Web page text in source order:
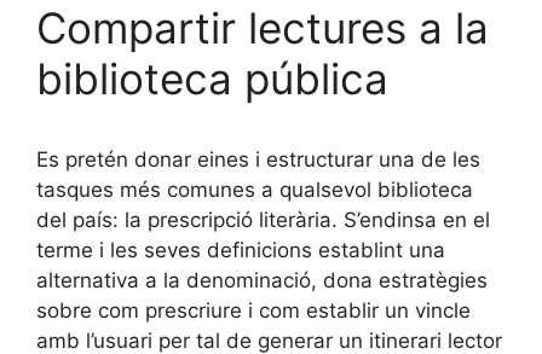
Compartir lectures a la
biblioteca pública
Es pretén donar eines i estructurar una de les
tasques més comunes a qualsevol biblioteca
del país: la prescripció literària. S’endinsa en el
terme i les seves definicions establint una
alternativa a la denominació, dona estratègies
sobre com prescriure i com establir un vincle
amb l’usuari per tal de generar un itinerari lector